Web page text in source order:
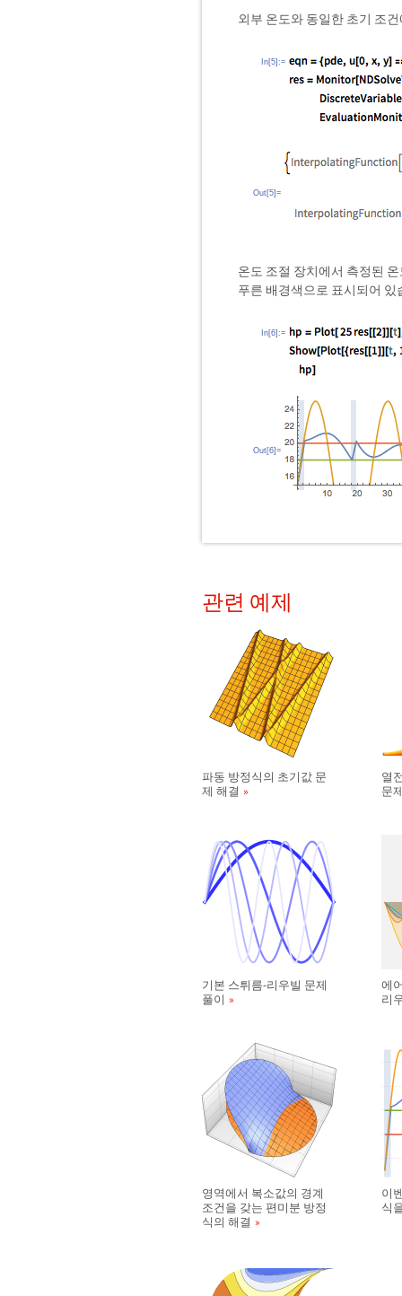
외부 온도와 동일한 초기 조
In[5]:=
Out[5]=
온도 조절 장치에서 측정된
푸른 배경색으로 표시되어 있
In[6]:=
Out[6]=
관련 예제
파동 방정식의 초기값 문
제 해결
열
문
기본 스튀름-리우빌 문제
풀이
에
리
영역에서 복소값의 경계
조건을 갖는 편미분 방정
식의 해결
이
식